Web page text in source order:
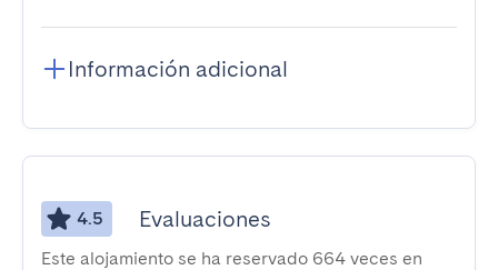
Información adicional
4.5 Evaluaciones
Este alojamiento se ha reservado 664 veces en